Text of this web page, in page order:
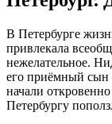
В Петербурге
привлекала
нежелательное.
его приёмный
начали
Петербургу